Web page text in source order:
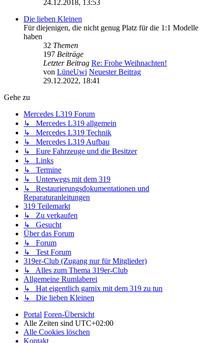
24.12.2018, 13:53
Die lieben Kleinen
Für diejenigen, die nicht genug Platz für die 1:1 Modelle
haben
32 Themen
197 Beiträge
Letzter Beitrag Re: Frohe Weihnachten!
von LüneUwi Neuester Beitrag
29.12.2022, 18:41
Gehe zu
Mercedes L319 Forum
↳ Mercedes L319 allgemein
↳ Mercedes L319 Technik
↳ Mercedes L319 Aufbau
↳ Eure Fahrzeuge und die Besitzer
↳ Links
↳ Termine
↳ Unterwegs mit dem 319
↳ Restaurierungsdokumentationen und
Reparaturanleitungen
319 Teilemarkt
↳ Zu verkaufen
↳ Gesucht
Über das Forum
↳ Forum
↳ Test Forum
319er-Club (Zugang nur für Mitglieder)
↳ Alles zum Thema 319er-Club
Allgemeine Rumlaberei
↳ Hat eigentlich garnix mit dem 319 zu tun
↳ Die lieben Kleinen
Portal Foren-Übersicht
Alle Zeiten sind UTC+02:00
Alle Cookies löschen
Kontakt